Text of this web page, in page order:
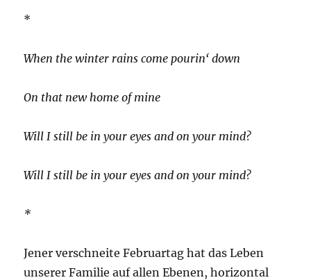
*
When the winter rains come pourin‘ down
On that new home of mine
Will I still be in your eyes and on your mind?
Will I still be in your eyes and on your mind?
*
Jener verschneite Februartag hat das Leben
unserer Familie auf allen Ebenen, horizontal